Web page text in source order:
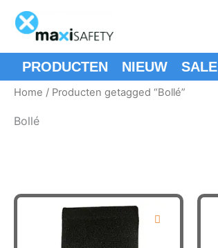
naar
inhoudPRODUCTEN NIEUW SALE
Home / Producten getagged “Bollé”
Bollé